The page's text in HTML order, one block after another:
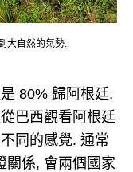
大自然的氣勢.
80% 歸阿根廷,
巴西觀看阿根廷
同的感覺. 通常
關係, 會兩個國家